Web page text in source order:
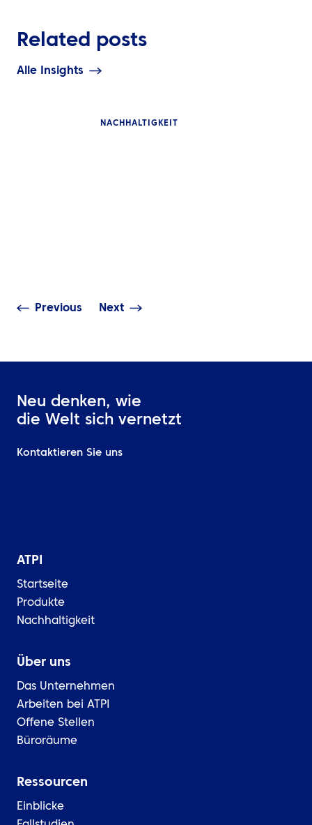
Related posts
Alle Insights
NACHHALTIGKEIT
Previous Next
Neu denken, wie
die Welt sich vernetzt
Kontaktieren Sie uns
ATPI
Startseite
Produkte
Nachhaltigkeit
Über uns
Das Unternehmen
Arbeiten bei ATPI
Offene Stellen
Büroräume
Ressourcen
Einblicke